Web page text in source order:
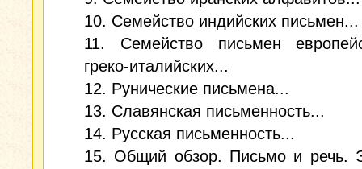
10. Семейство индийских письмен...
11. Семейство письмен
греко-италийских...
12. Рунические письмена...
13. Славянская письменность...
14. Русская письменность...
15. Общий обзор. Письмо и речь.